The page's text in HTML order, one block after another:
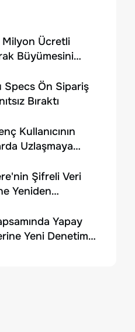
Ücretli
Büyümesini
Specs Ön Sipariş
Bıraktı
Kullanıcının
Uzlaşmaya
Şifreli Veri
Yeniden
Yapay
Yeni Denetim